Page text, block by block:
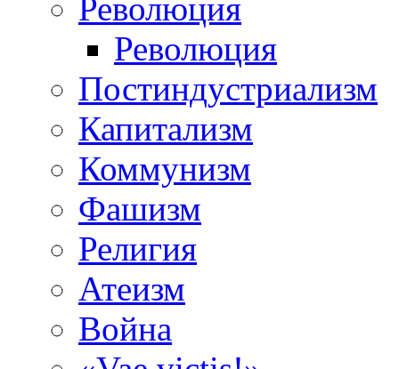
Революция
Революция
Постиндустриализм
Капитализм
Коммунизм
Фашизм
Религия
Атеизм
Война